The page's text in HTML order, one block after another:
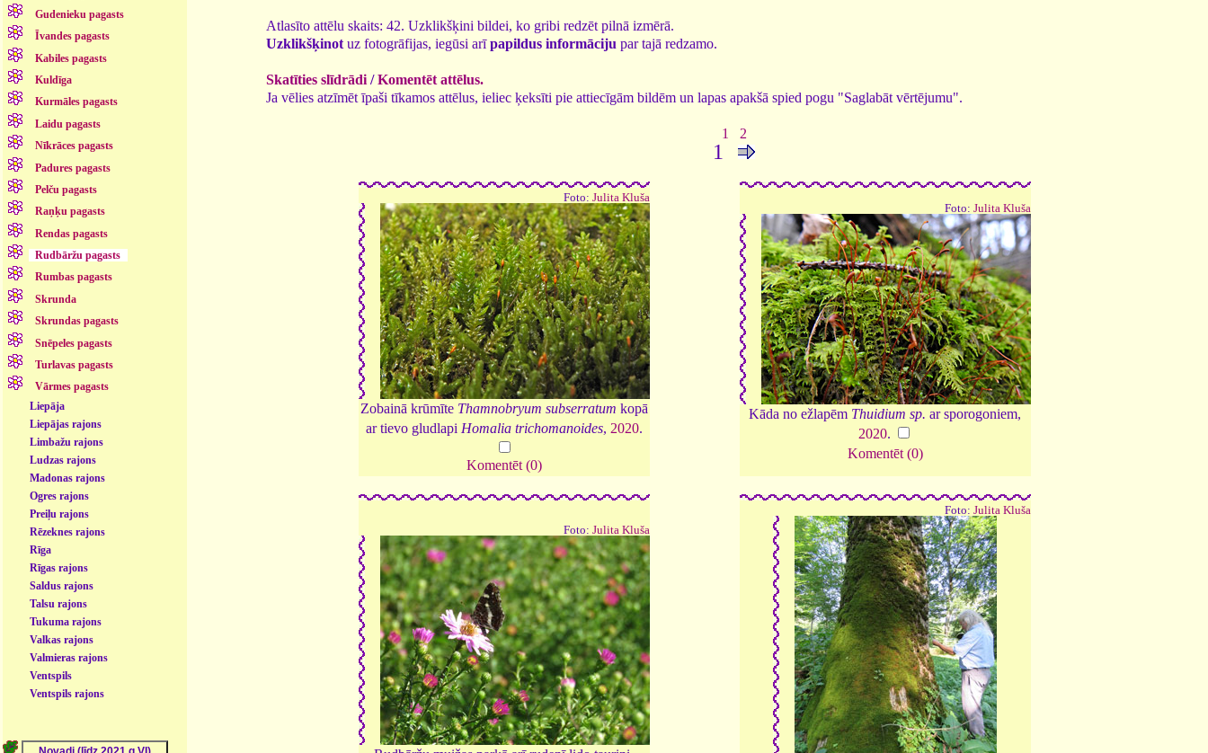
Gudenieku pagasts
Īvandes pagasts
Kabiles pagasts
Kuldīga
Kurmāles pagasts
Laidu pagasts
Nīkrāces pagasts
Padures pagasts
Pelču pagasts
Raņķu pagasts
Rendas pagasts
Rudbāržu pagasts
Rumbas pagasts
Skrunda
Skrundas pagasts
Snēpeles pagasts
Turlavas pagasts
Vārmes pagasts
Liepāja
Liepājas rajons
Limbažu rajons
Ludzas rajons
Madonas rajons
Ogres rajons
Preiļu rajons
Rēzeknes rajons
Rīga
Rīgas rajons
Saldus rajons
Talsu rajons
Tukuma rajons
Valkas rajons
Valmieras rajons
Ventspils
Ventspils rajons
Atlasīto attēlu skaits: 42. Uzklikšķini bildei, ko gribi redzēt pilnā izmērā.
Uzklikšķinot uz fotogrāfijas, iegūsi arīpapildus informāciju par tajā redzamo.
Skatīties slīdrādi /Komentēt attēlus.
Ja vēlies atzīmēt īpaši tīkamos attēlus, ieliec ķeksīti pie attiecīgām bildēm un lapas apakšā spied pogu "Saglabāt vērtējumu".
1 2
1
Foto: Julita Kluša
Zobainā krūmīte Thamnobryum subserratum kopā
ar tievo gludlapi Homalia trichomanoides, 2020.
Komentēt (0)
Foto: Julita Kluša
Kāda no ežlapēm Thuidium sp. ar sporogoniem,
2020.
Komentēt (0)
Foto: Julita Kluša
Foto: Julita Kluša